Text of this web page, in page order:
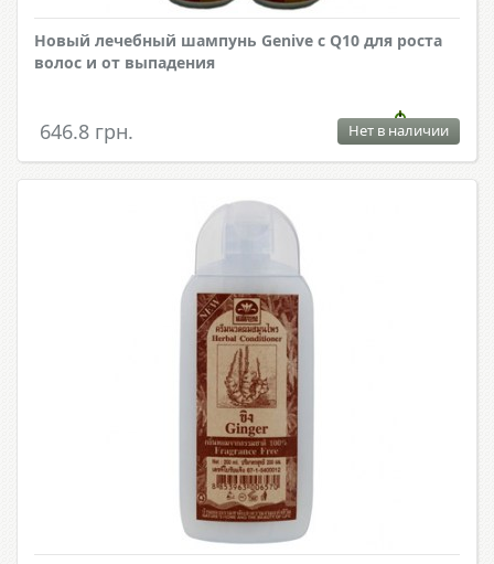
Новый лечебный шампунь Genive с Q10 для роста
волос и от выпадения
646.8 грн. Нет в наличии